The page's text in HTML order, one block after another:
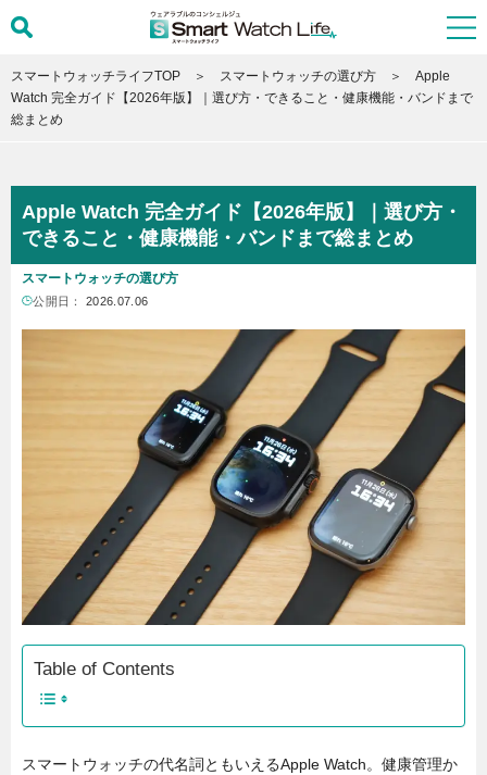
スマートウォッチライフTOP スマートウォッチの選び方
Apple
Watch 完全ガイド【2026年版】｜選び方・できること・健康機能・バンドまで
総まとめ
Apple Watch 完全ガイド【2026年版】｜選び方・
できること・健康機能・バンドまで総まとめ
スマートウォッチの選び方
公開日： 2026.07.06
Table of Contents
スマートウォッチの代名詞ともいえるApple Watch。健康管理か